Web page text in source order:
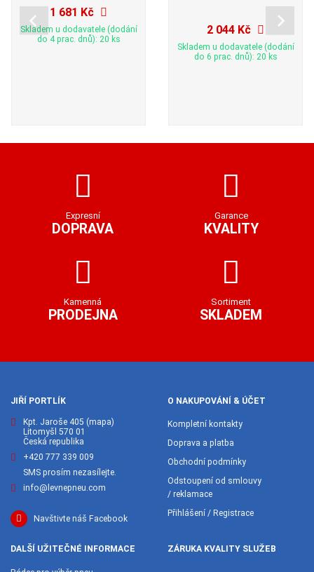
1 681 Kč
Skladem u dodavatele (dodání
do 4 prac. dnů): 20 ks
2 044 Kč
Skladem u dodavatele (dodání
do 6 prac. dnů): 20 ks
Expresní
DOPRAVA
Garance
KVALITY
Kamenná
PRODEJNA
Sortiment
SKLADEM
JIŘÍ PORTLÍK
Kpt. Jaroše 405 (mapa)
Litomyšl 570 01
Česká republika
+420 777 339 009
SMS prosím nezasílejte.
info@levnepneu.com
Navštivte náš Facebook
O NAKUPOVÁNÍ & ÚČET
Kompletní kontakty
Doprava a platba
Obchodní podmínky
Odstoupení od smlouvy
/ reklamace
Přihlášení / Registrace
DALŠÍ UŽITEČNÉ INFORMACE ZÁRUKA KVALITY SLUŽEB